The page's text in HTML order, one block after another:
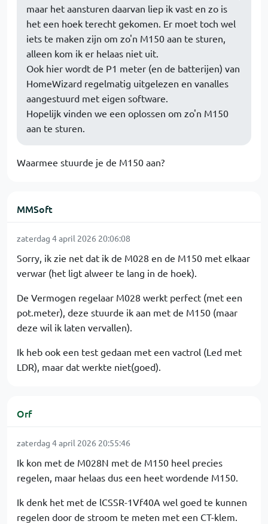
maar het aansturen daarvan liep ik vast en zo is
het een hoek terecht gekomen. Er moet toch wel
iets te maken zijn om zo'n M150 aan te sturen,
alleen kom ik er helaas niet uit.
Ook hier wordt de P1 meter (en de batterijen) van
HomeWizard regelmatig uitgelezen en vanalles
aangestuurd met eigen software.
Hopelijk vinden we een oplossen om zo'n M150
aan te sturen.
Waarmee stuurde je de M150 aan?
MMSoft
zaterdag 4 april 2026 20:06:08
Sorry, ik zie net dat ik de M028 en de M150 met elkaar
verwar (het ligt alweer te lang in de hoek).
De Vermogen regelaar M028 werkt perfect (met een
pot.meter), deze stuurde ik aan met de M150 (maar
deze wil ik laten vervallen).
Ik heb ook een test gedaan met een vactrol (Led met
LDR), maar dat werkte niet(goed).
Orf
zaterdag 4 april 2026 20:55:46
Ik kon met de M028N met de M150 heel precies
regelen, maar helaas dus een heet wordende M150.
Ik denk het met de lCSSR-1Vf40A wel goed te kunnen
regelen door de stroom te meten met een CT-klem.